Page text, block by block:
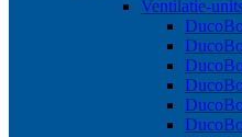
Ventilatie-